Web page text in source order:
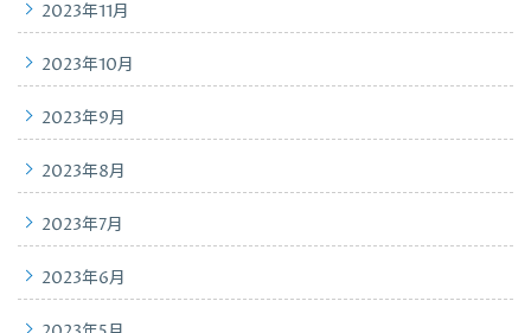
2023年11月
2023年10月
2023年9月
2023年8月
2023年7月
2023年6月